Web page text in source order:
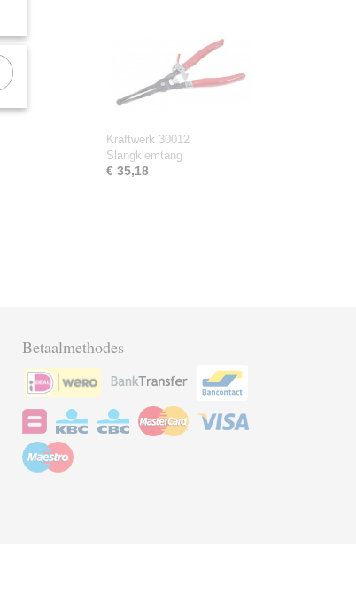
Kraftwerk 30012
Slangklemtang
€ 35,18
Betaalmethodes